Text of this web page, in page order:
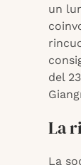
un
del
La
La